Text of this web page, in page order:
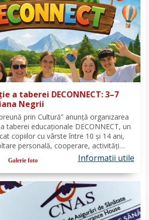
a taberei DECONNECT: 3–7
Negrii
prin Cultură” anunță organizarea
taberei educaționale DECONNECT, un
copiilor cu vârste între 10 și 14 ani,
personală, cooperare, activități
totală de la telefon. O tabără
o vacanță!...
Galerie foto Informatii utile